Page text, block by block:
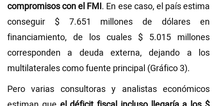
compromisos con el FMI. En ese caso, el país estima
conseguir $ 7.651 millones de dólares en
financiamiento, de los cuales $ 5.015 millones
corresponden a deuda externa, dejando a los
multilaterales como fuente principal (Gráfico 3).
Pero varias consultoras y analistas económicos